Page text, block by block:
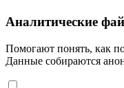
Аналитические
Помогают понять, как
Данные собираются